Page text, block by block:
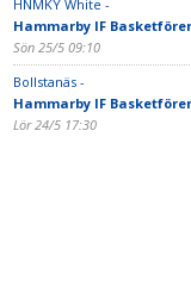
HNMKY White -
Hammarby IF
Sön 25/5 09:10
Bollstanäs -
Hammarby IF
Lör 24/5 17:30